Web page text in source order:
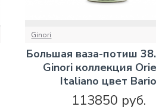
Ginori
Большая ваза-потиш
Ginori коллекция
Italiano цвет Bario
113850 руб.